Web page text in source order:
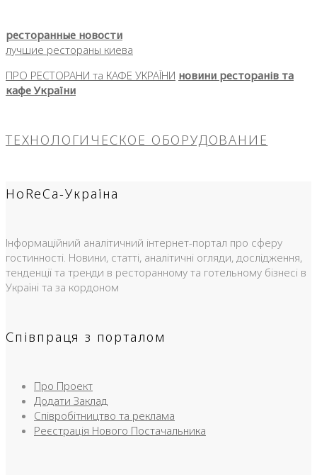
ресторанные новости
лучшие рестораны киева
ПРО РЕСТОРАНИ та КАФЕ УКРАЇНИ новини ресторанів та
кафе України
ТЕХНОЛОГИЧЕСКОЕ ОБОРУДОВАНИЕ
HoReCa-Україна
Інформаційний аналітичний інтернет-портал про сферу
гостинності. Новини, статті, аналітичні огляди, дослідження,
тенденції та тренди в ресторанному та готельному бізнесі в
Україні та за кордоном
Співпраця з порталом
Про Проект
Додати Заклад
Співробітництво та реклама
Реєстрація Нового Постачальника